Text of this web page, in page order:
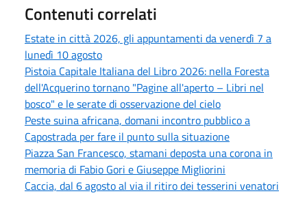
Contenuti correlati
Estate in città 2026, gli appuntamenti da venerdì 7 a
lunedì 10 agosto
Pistoia Capitale Italiana del Libro 2026: nella Foresta
dell'Acquerino tornano "Pagine all'aperto – Libri nel
bosco" e le serate di osservazione del cielo
Peste suina africana, domani incontro pubblico a
Capostrada per fare il punto sulla situazione
Piazza San Francesco, stamani deposta una corona in
memoria di Fabio Gori e Giuseppe Migliorini
Caccia, dal 6 agosto al via il ritiro dei tesserini venatori